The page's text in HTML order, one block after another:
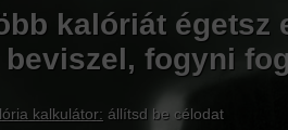
kalóriát égetsz
beviszel, fogyni
kalkulátor: állítsd be célodat